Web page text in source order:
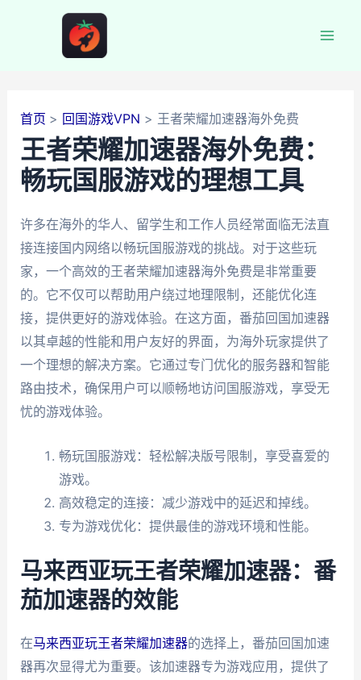
首页 回国游戏VPN 王者荣耀加速器海外免费
王者荣耀加速器海外免费：
畅玩国服游戏的理想工具
许多在海外的华人、留学生和工作人员经常面临无法直
接连接国内网络以畅玩国服游戏的挑战。对于这些玩
家，一个高效的王者荣耀加速器海外免费是非常重要
的。它不仅可以帮助用户绕过地理限制，还能优化连
接，提供更好的游戏体验。在这方面，番茄回国加速器
以其卓越的性能和用户友好的界面，为海外玩家提供了
一个理想的解决方案。它通过专门优化的服务器和智能
路由技术，确保用户可以顺畅地访问国服游戏，享受无
忧的游戏体验。
畅玩国服游戏：轻松解决版号限制，享受喜爱的
游戏。
高效稳定的连接：减少游戏中的延迟和掉线。
专为游戏优化：提供最佳的游戏环境和性能。
马来西亚玩王者荣耀加速器：番
茄加速器的效能
在马来西亚玩王者荣耀加速器的选择上，番茄回国加速
器再次显得尤为重要。该加速器专为游戏应用，提供了